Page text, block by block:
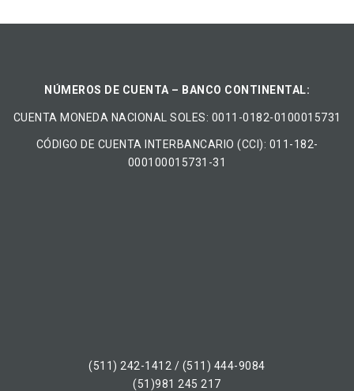
NÚMEROS DE CUENTA – BANCO CONTINENTAL:
CUENTA MONEDA NACIONAL​ ​SOLES​: 0011-0182-0100015731
CÓDIGO DE CUENTA INTERBANCARIO (CCI): 011-182-
000100015731-31
(511) 242-1412 / (511) 444-9084
(51)981 245 217